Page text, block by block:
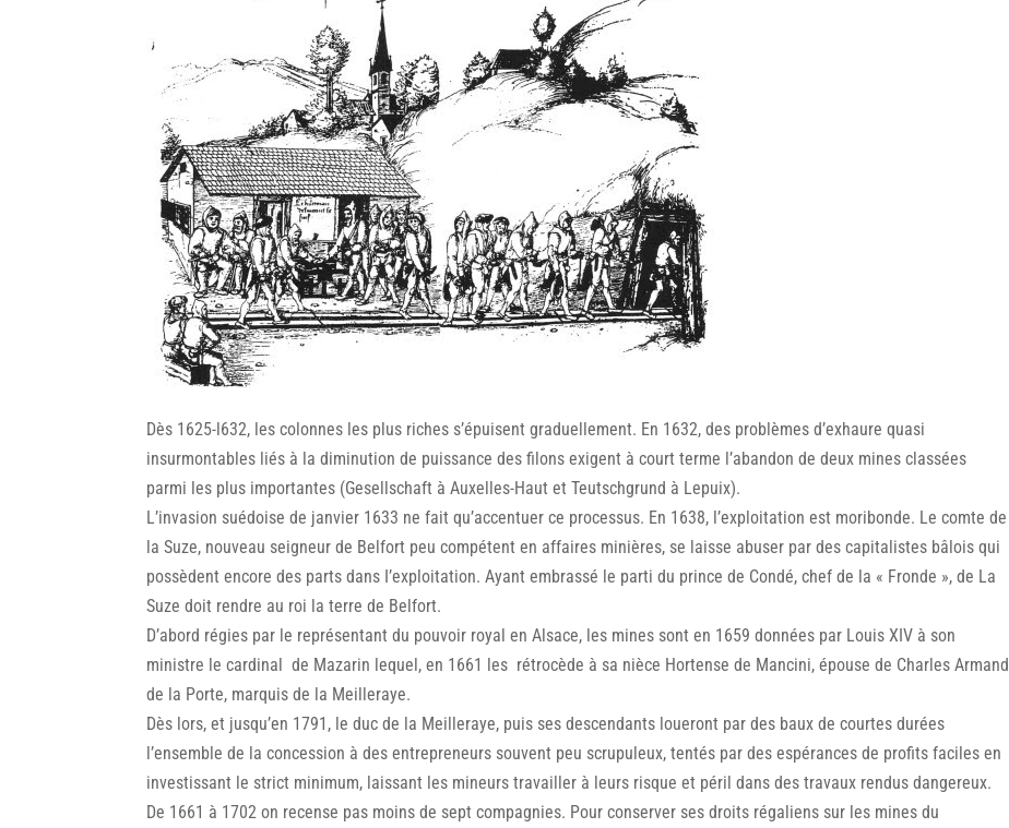
Dès 1625-l632, les colonnes les plus riches s’épuisent graduellement. En 1632, des problèmes d’exhaure quasi
insurmontables liés à la diminution de puissance des filons exigent à court terme l’abandon de deux mines classées
parmi les plus importantes (Gesellschaft à Auxelles-Haut et Teutschgrund à Lepuix).
L’invasion suédoise de janvier 1633 ne fait qu’accentuer ce processus. En 1638, l’exploitation est moribonde. Le comte de
la Suze, nouveau seigneur de Belfort peu compétent en affaires minières, se laisse abuser par des capitalistes bâlois qui
possèdent encore des parts dans I’exploitation. Ayant embrassé le parti du prince de Condé, chef de la « Fronde », de La
Suze doit rendre au roi la terre de Belfort.
D’abord régies par le représentant du pouvoir royal en Alsace, les mines sont en 1659 données par Louis XIV à son
ministre le cardinal de Mazarin lequel, en 1661 les rétrocède à sa nièce Hortense de Mancini, épouse de Charles Armand
de la Porte, marquis de la Meilleraye.
Dès lors, et jusqu’en 1791, le duc de la Meilleraye, puis ses descendants loueront par des baux de courtes durées
l’ensemble de la concession à des entrepreneurs souvent peu scrupuleux, tentés par des espérances de profits faciles en
investissant le strict minimum, laissant les mineurs travailler à leurs risque et péril dans des travaux rendus dangereux.
De 1661 à 1702 on recense pas moins de sept compagnies. Pour conserver ses droits régaliens sur les mines du